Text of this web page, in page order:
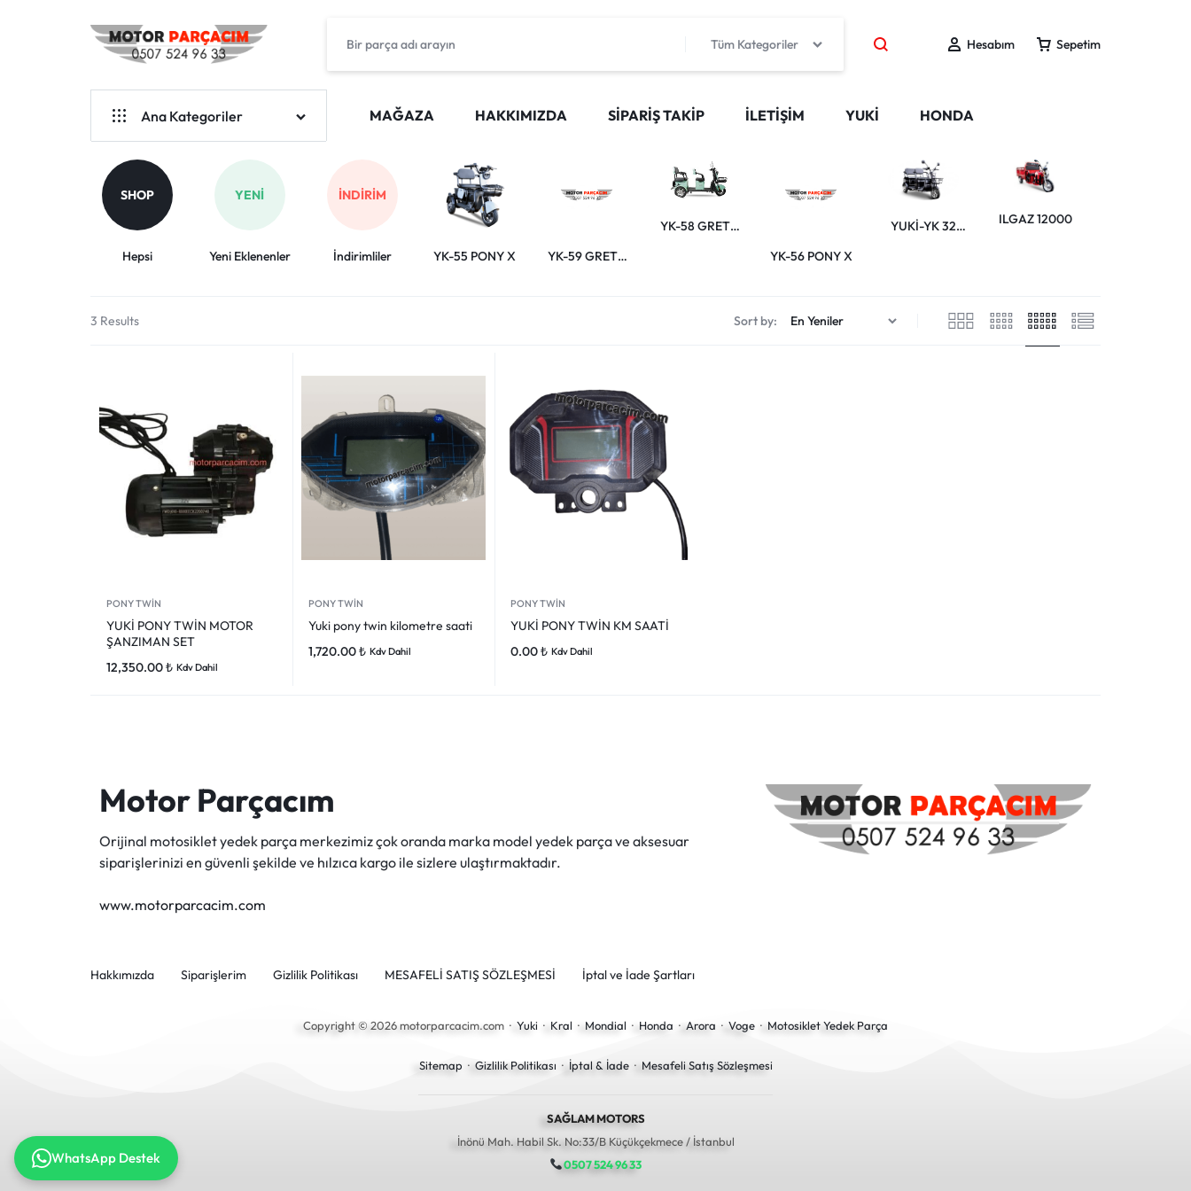
MOTOSİKLET
YEDEK
PARÇA
MERKEZİ
YUKI
HONDA
KRAL
ARORA
MOTOSIKLET
PARÇA
Tüm Kategoriler Hesabım Sepetim
Ana Kategoriler
BENDA
YUKİ
HONDA
VOGE
YAMAHA
YUKI ATV
Genel
MAĞAZA HAKKIMIZDA SIPARIŞ TAKIP İLETIŞIM YUKİ HONDA
SHOP
Hepsi
YENI
Yeni Eklenenler
İNDIRIM
İndirimliler YK-55 PONY X
YK-59 GRETA
YK-58 GRETA
YK-56 PONY X
YUKİ-YK 32
ILGAZ 12000
3 Results Sort by:
PONY TWİN
YUKİ PONY TWİN MOTOR
ŞANZIMAN SET
12,350.00₺ Kdv Dahil
PONY TWİN
Yuki pony twin kilometre saati
1,720.00₺ Kdv Dahil
PONY TWİN
YUKİ PONY TWİN KM SAATİ
0.00₺ Kdv Dahil
Motor Parçacım
Orijinal motosiklet yedek parça merkezimiz çok oranda marka model yedek parça ve aksesuar
siparişlerinizi en güvenli şekilde ve hılzıca kargo ile sizlere ulaştırmaktadır.
www.motorparcacim.com
Hakkımızda Siparişlerim Gizlilik Politikası MESAFELİ SATIŞ SÖZLEŞMESİ İptal ve İade Şartları
Copyright © 2026 motorparcacim.com · Yuki · Kral · Mondial · Honda · Arora · Voge · Motosiklet Yedek Parça
Sitemap · Gizlilik Politikası · İptal & İade· Mesafeli Satış Sözleşmesi
SAĞLAM MOTORS
İnönü Mah. Habil Sk. No:33/B Küçükçekmece / İstanbul
0507 524 96 33
WhatsApp Destek